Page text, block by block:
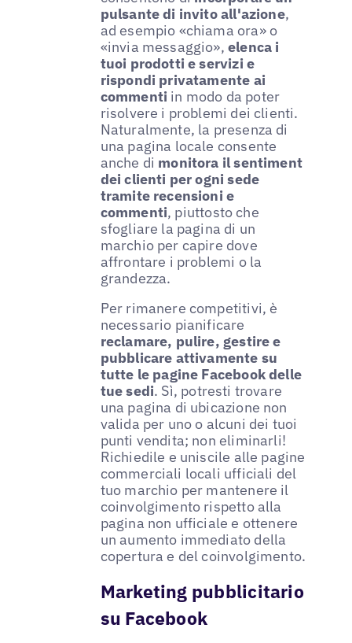
pulsante di invito all'azione,
ad esempio «chiama ora» o
«invia messaggio», elenca i
tuoi prodotti e servizi e
rispondi privatamente ai
commenti in modo da poter
risolvere i problemi dei clienti.
Naturalmente, la presenza di
una pagina locale consente
anche di monitora il sentiment
dei clienti per ogni sede
tramite recensioni e
commenti, piuttosto che
sfogliare la pagina di un
marchio per capire dove
affrontare i problemi o la
grandezza.
Per rimanere competitivi, è
necessario pianificare
reclamare, pulire, gestire e
pubblicare attivamente su
tutte le pagine Facebook delle
tue sedi. Sì, potresti trovare
una pagina di ubicazione non
valida per uno o alcuni dei tuoi
punti vendita; non eliminarli!
Richiedile e uniscile alle pagine
commerciali locali ufficiali del
tuo marchio per mantenere il
coinvolgimento rispetto alla
pagina non ufficiale e ottenere
un aumento immediato della
copertura e del coinvolgimento.
Marketing pubblicitario
su Facebook